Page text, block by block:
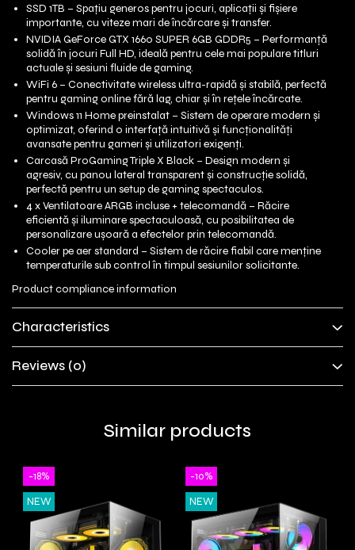
SSD 1TB – Spațiu generos pentru jocuri, aplicații și fișiere
importante, cu viteze mari de încărcare și transfer.
NVIDIA GeForce GTX 1660 SUPER 6GB GDDR5 – Performanță
solidă în jocuri Full HD, ideală pentru cele mai populare titluri
actuale și sesiuni fluide de gaming.
WiFi 6 – Conectivitate wireless ultra-rapidă și stabilă, perfectă
pentru gaming online fără lag, chiar și în rețele încărcate.
Windows 11 Home preinstalat – Sistem de operare modern și
optimizat, oferind o interfață intuitivă și funcționalități
avansate pentru gameri și utilizatori exigenți.
Carcasă ProGaming Triple X Black – Design modern și
agresiv, cu panou lateral transparent și construcție solidă,
perfectă pentru un setup de gaming spectaculos.
4 x Ventilatoare ARGB incluse + telecomandă – Răcire
eficientă și iluminare spectaculoasă, cu posibilitatea de
personalizare ușoară a efectelor prin telecomandă.
Cooler pe aer standard – Sistem de răcire fiabil care menține
temperaturile sub control în timpul sesiunilor solicitante.
Product compliance information
Characteristics
Reviews (0)
Similar products
-18%
NEW
-10%
NEW